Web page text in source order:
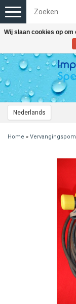
Nederlands
Toggle
navigation
Home »
Wij slaan cookies op